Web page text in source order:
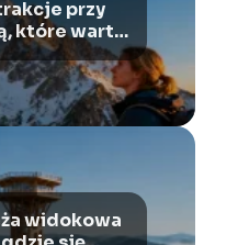
przy
które warto
widokowa